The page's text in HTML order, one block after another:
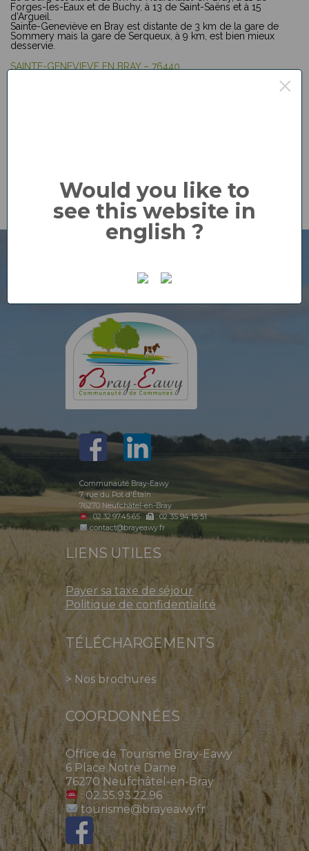
Forges-les-Eaux et de Buchy, à 13 de Saint-Saëns et à 15
d’Argueil.
Sainte-Geneviève en Bray est distante de 3 km de la gare de
Sommery mais la gare de Serqueux, à 9 km, est bien mieux
desservie.
SAINTE-GENEVIEVE EN BRAY – 76440
Communauté Bray-Eawy
7, rue du Pot d'Étain
76270 Neufchâtel-en-Bray
: 02.32.97.45.65
: 02 35 94 15 51
contact@brayeawy.fr
LIENS UTILES
Payer sa taxe de séjour
Politique de confidentialité
TÉLÉCHARGEMENTS
> Nos brochures
COORDONNÉES
Office de Tourisme Bray-Eawy
6 Place Notre Dame
76270 Neufchâtel-en-Bray
: 02.35.93.22.96
tourisme@brayeawy.fr
Would you like to
see this website in
english ?
×